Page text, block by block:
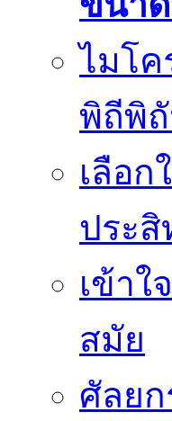
ไมโค
พิถีพิ
เลือก
ประ
เข้าใ
สมัย
ศัลยก